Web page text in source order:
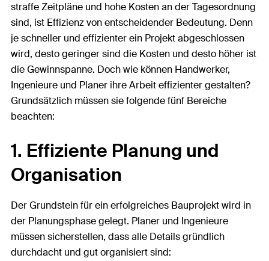
straffe Zeitpläne und hohe Kosten an der Tagesordnung
sind, ist Effizienz von entscheidender Bedeutung. Denn
je schneller und effizienter ein Projekt abgeschlossen
wird, desto geringer sind die Kosten und desto höher ist
die Gewinnspanne. Doch wie können Handwerker,
Ingenieure und Planer ihre Arbeit effizienter gestalten?
Grundsätzlich müssen sie folgende fünf Bereiche
beachten:
1. Effiziente Planung und
Organisation
Der Grundstein für ein erfolgreiches Bauprojekt wird in
der Planungsphase gelegt. Planer und Ingenieure
müssen sicherstellen, dass alle Details gründlich
durchdacht und gut organisiert sind: